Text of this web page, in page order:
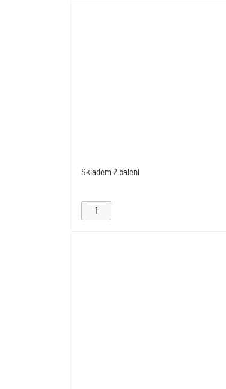
Skladem 2 balení